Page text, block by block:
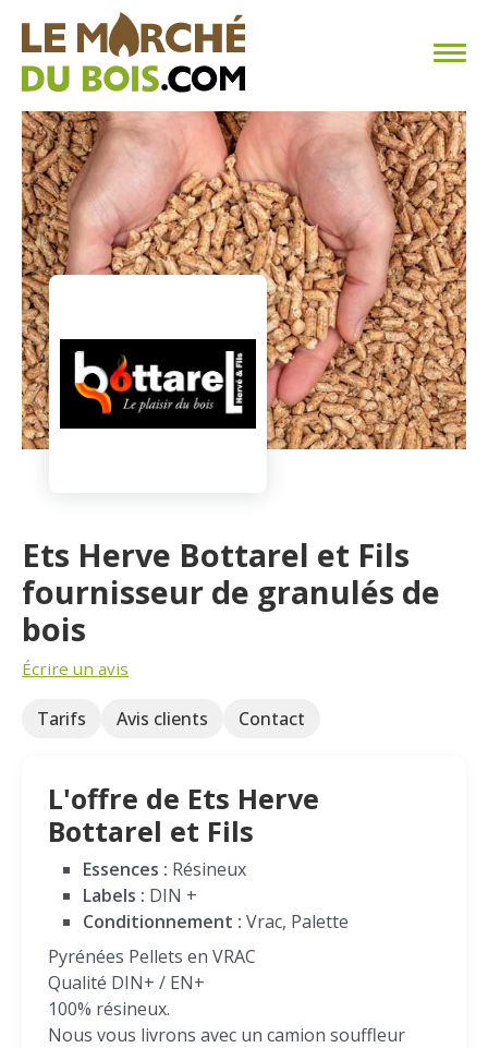
CHAUFFAGE AU BOIS
FAQ
CALCULER SA CONSOMMATION
TROUVER SON FOURNISSEUR
BLOG
ESPACE PRO
Ets Herve Bottarel et Fils
fournisseur de granulés de
bois
Écrire un avis
Tarifs Avis clients Contact
L'offre de Ets Herve
Bottarel et Fils
Essences : Résineux
Labels : DIN +
Conditionnement : Vrac, Palette
Pyrénées Pellets en VRAC
Qualité DIN+ / EN+
100% résineux.
Nous vous livrons avec un camion souffleur